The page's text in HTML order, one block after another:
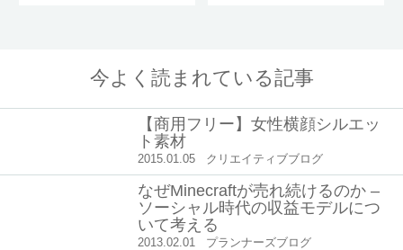
今よく読まれている記事
【商用フリー】女性横顔シルエッ
ト素材
2015.01.05 クリエイティブブログ
なぜMinecraftが売れ続けるのか –
ソーシャル時代の収益モデルにつ
いて考える
2013.02.01 プランナーズブログ